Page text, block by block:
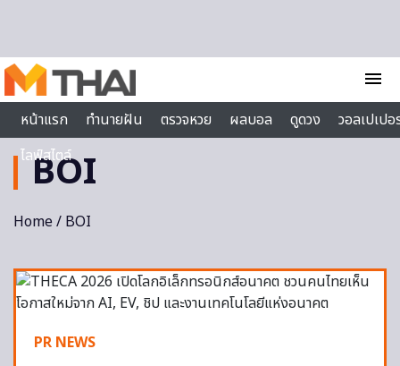
menu
หน้าแรก
ทำนายฝัน ตรวจหวย ผลบอล ดูดวง
วอลเปเป
ไลฟ์สไตล์
BOI
Home/ BOI
PR NEWS